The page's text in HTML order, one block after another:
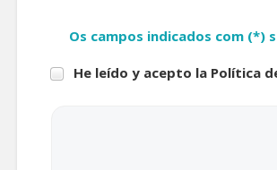
Os campos indicados com (*)
He leído y acepto la Política